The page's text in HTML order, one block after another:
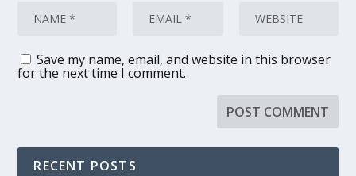
Save my name, email, and website in this browser
for the next time I comment.
RECENT POSTS